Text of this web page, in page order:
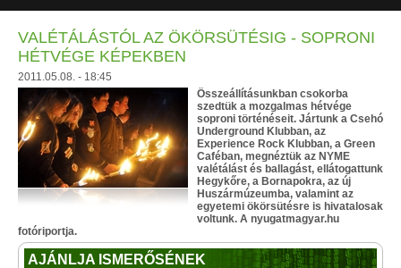
VALÉTÁLÁSTÓL AZ ÖKÖRSÜTÉSIG - SOPRONI
HÉTVÉGE KÉPEKBEN
2011.05.08. - 18:45
Összeállításunkban csokorba
szedtük a mozgalmas hétvége
soproni történéseit. Jártunk a Csehó
Underground Klubban, az
Experience Rock Klubban, a Green
Caféban, megnéztük az NYME
valétálást és ballagást, ellátogattunk
Hegykőre, a Bornapokra, az új
Huszármúzeumba, valamint az
egyetemi ökörsütésre is hivatalosak
voltunk. A nyugatmagyar.hu
fotóriportja.
AJÁNLJA ISMERŐSÉNEK